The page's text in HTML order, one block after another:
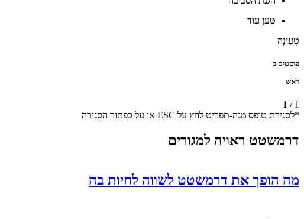
טען עוד
טְעִינָה
פוסטים ב
רֹאשׁ
1
/
1
*לסגירת טופס מגה-תפריט לחץ על ESC או על כפתור הסגירה
דרמשטט ראויה למגורים
מה הופך את דרמשטט לשווה לחיות בה